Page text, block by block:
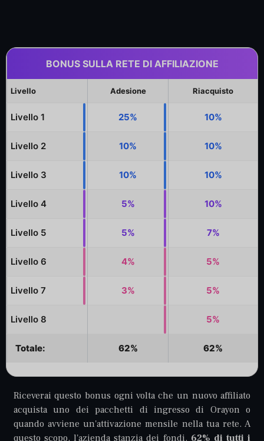
BONUS SULLA RETE DI AFFILIAZIONE
Livello Adesione Riacquisto
Livello 1 25% 10%
Livello 2 10% 10%
Livello 3 10% 10%
Livello 4 5% 10%
Livello 5 5% 7%
Livello 6 4% 5%
Livello 7 3% 5%
Livello 8 5%
Totale: 62% 62%
Riceverai questo bonus ogni volta che un nuovo affiliato
acquista uno dei pacchetti di ingresso di Orayon o
quando avviene un'attivazione mensile nella tua rete. A
questo scopo, l'azienda stanzia dei fondi. 62% di tutti i